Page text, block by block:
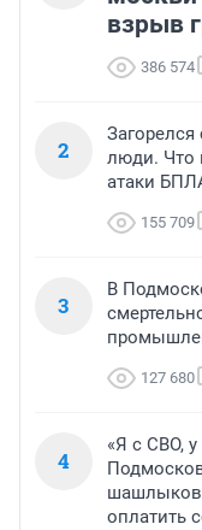
взрыв
386 574
2
Загорелся
люди. Что
атаки
155 709
3
В
127 680
4
«Я с СВО,
шашлыков
оплатить